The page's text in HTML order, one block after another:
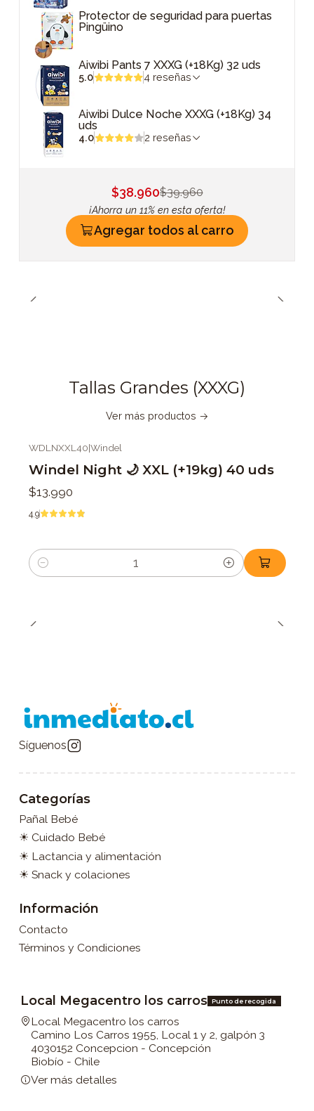
Protector de seguridad para puertas
Pingüino
Aiwibi Pants 7 XXXG (+18Kg) 32 uds
5.0 4 reseñas
Aiwibi Dulce Noche XXXG (+18Kg) 34
uds
4.0 2 reseñas
$38.960$39.960
¡Ahorra un 11% en esta oferta!
Agregar todos al carro
Tallas Grandes (XXXG)
Ver más productos
WDLNXXL40|Windel
Windel Night 🌙 XXL (+19kg) 40 uds
$13.990
4.9
Cantidad
Síguenos
Categorías
Pañal Bebé
☀ Cuidado Bebé
☀ Lactancia y alimentación
☀ Snack y colaciones
Información
Contacto
Términos y Condiciones
Local Megacentro los carros Punto de recogida
Local Megacentro los carros
Camino Los Carros 1955, Local 1 y 2, galpón 3
4030152 Concepcion - Concepción
Biobío - Chile
Ver más detalles